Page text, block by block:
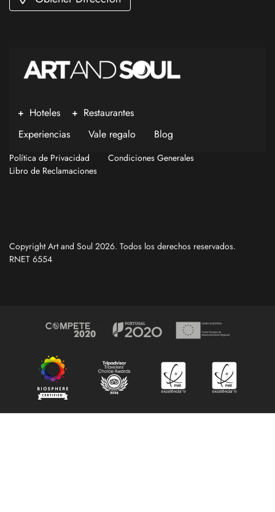
Hoteles
Restaurantes
Experiencias
Vale regalo Blog
Política de Privacidad
Condiciones Generales
Libro de Reclamaciones
Copyright Art and Soul 2026. Todos los derechos reservados.
RNET 6554